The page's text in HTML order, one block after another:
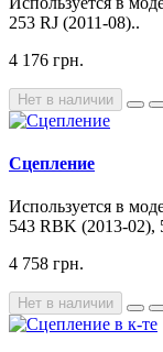
253 RJ (2011-08)..
4 176 грн.
Нет в наличии
Сцепление
Используется в
543 RBK (2013-02),
4 758 грн.
Нет в наличии